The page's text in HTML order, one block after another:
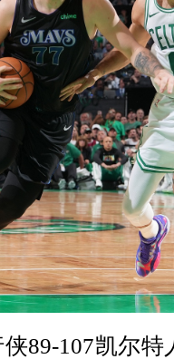
89-107凯尔